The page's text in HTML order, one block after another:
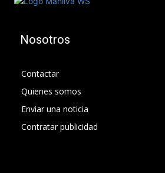
Nosotros
Contactar
Quienes somos
Enviar una noticia
Contratar publicidad